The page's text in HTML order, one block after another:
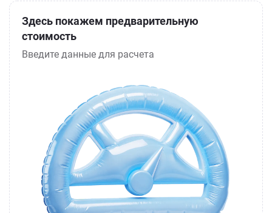
Здесь покажем предварительную
стоимость
Введите данные для расчета